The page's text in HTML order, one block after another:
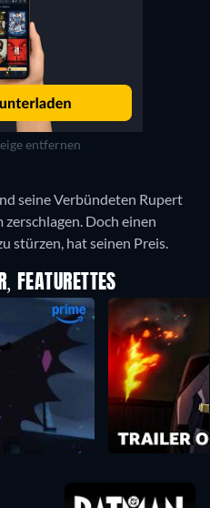
entfernen
seine Verbündeten Rupert
Doch einen
stürzen, hat seinen Preis.
FEATURETTES